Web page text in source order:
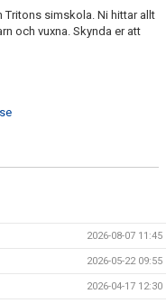
simskola. Ni hittar allt
och vuxna. Skynda er att
2026-08-07 11:45
2026-05-22 09:55
2026-04-17 12:30